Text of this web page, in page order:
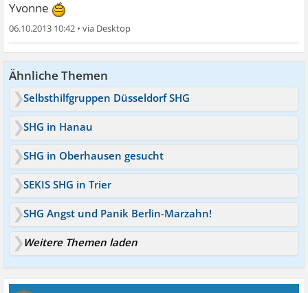
Yvonne
06.10.2013 10:42 •
Ähnliche Themen
Selbsthilfgruppen Düsseldorf SHG
SHG in Hanau
SHG in Oberhausen gesucht
SEKIS SHG in Trier
SHG Angst und Panik Berlin-Marzahn!
Weitere Themen laden